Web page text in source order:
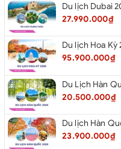
Du lịch Dubai
27.990.000₫
95.900.000₫
20.500.000₫
23.900.000₫